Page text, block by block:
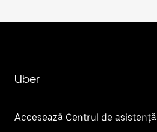
Uber
Accesează Centrul de asistență